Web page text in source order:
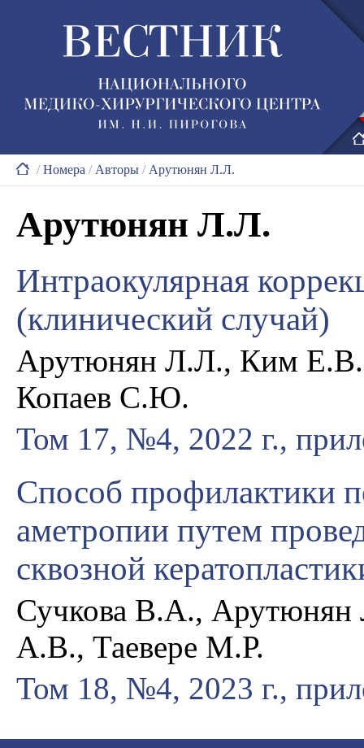
/Номера / Авторы / Арутюнян Л.Л.
Арутюнян Л.Л.
Интраокулярная
(клинический случай)
Арутюнян Л.Л., Ким
Копаев С.Ю.
Том 17, №4, 2022 г.,
Способ профилактики
аметропии путем
сквозной
Сучкова В.А.,
А.В., Таевере М.Р.
Том 18, №4, 2023 г.,